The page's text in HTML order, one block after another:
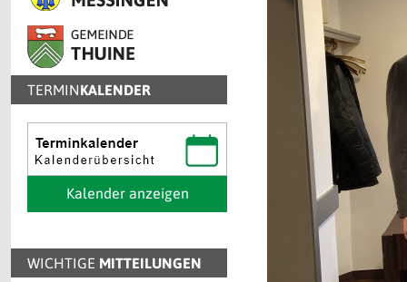
TERMINKALENDER
Kalender anzeigen
WICHTIGE MITTEILUNGEN